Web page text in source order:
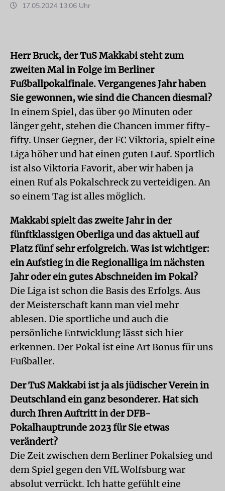
17.05.2024 13:06 Uhr
Herr Bruck, der TuS Makkabi steht zum
zweiten Mal in Folge im Berliner
Fußballpokalfinale. Vergangenes Jahr haben
Sie gewonnen, wie sind die Chancen diesmal?
In einem Spiel, das über 90 Minuten oder
länger geht, stehen die Chancen immer fifty-
fifty. Unser Gegner, der FC Viktoria, spielt eine
Liga höher und hat einen guten Lauf. Sportlich
ist also Viktoria Favorit, aber wir haben ja
einen Ruf als Pokalschreck zu verteidigen. An
so einem Tag ist alles möglich.
Makkabi spielt das zweite Jahr in der
fünftklassigen Oberliga und das aktuell auf
Platz fünf sehr erfolgreich. Was ist wichtiger:
ein Aufstieg in die Regionalliga im nächsten
Jahr oder ein gutes Abschneiden im Pokal?
Die Liga ist schon die Basis des Erfolgs. Aus
der Meisterschaft kann man viel mehr
ablesen. Die sportliche und auch die
persönliche Entwicklung lässt sich hier
erkennen. Der Pokal ist eine Art Bonus für uns
Fußballer.
Der TuS Makkabi ist ja als jüdischer Verein in
Deutschland ein ganz besonderer. Hat sich
durch Ihren Auftritt in der DFB-
Pokalhauptrunde 2023 für Sie etwas
verändert?
Die Zeit zwischen dem Berliner Pokalsieg und
dem Spiel gegen den VfL Wolfsburg war
absolut verrückt. Ich hatte gefühlt eine